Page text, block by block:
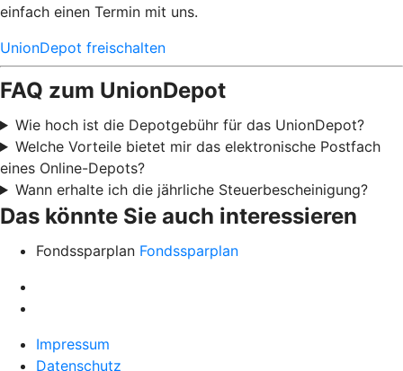
einfach einen Termin mit uns.
UnionDepot freischalten
FAQ zum UnionDepot
Wie hoch ist die Depotgebühr für das UnionDepot?
Welche Vorteile bietet mir das elektronische Postfach
eines Online-Depots?
Wann erhalte ich die jährliche Steuerbescheinigung?
Das könnte Sie auch interessieren
Fondssparplan Fondssparplan
Impressum
Datenschutz